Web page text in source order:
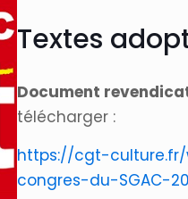
Textes
Document
télécharger :
https://cgt-
congres-du-SGAC-